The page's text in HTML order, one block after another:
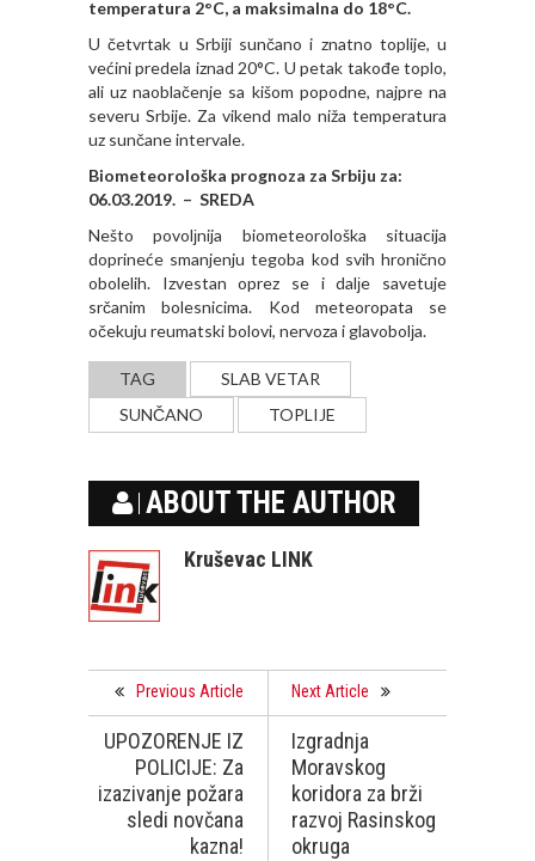
temperatura 2°C, a maksimalna do 18°C.
U četvrtak u Srbiji sunčano i znatno toplije, u
većini predela iznad 20°C. U petak takođe toplo,
ali uz naoblačenje sa kišom popodne, najpre na
severu Srbije. Za vikend malo niža temperatura
uz sunčane intervale.
Biometeorološka prognoza za Srbiju za:
06.03.2019. – SREDA
Nešto povolјnija biometeorološka situacija
doprineće smanjenju tegoba kod svih hronično
obolelih. Izvestan oprez se i dalјe savetuje
srčanim bolesnicima. Kod meteoropata se
očekuju reumatski bolovi, nervoza i glavobolјa.
TAG
SLAB VETAR
SUNČANO
TOPLIJE
ABOUT THE AUTHOR
Kruševac LINK
Previous Article
UPOZORENJE IZ
POLICIJE: Za
izazivanje požara
sledi novčana
kazna!
Next Article
Izgradnja
Moravskog
koridora za brži
razvoj Rasinskog
okruga